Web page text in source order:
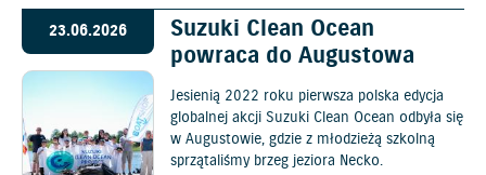
23.06.2026
Suzuki Clean Ocean
powraca do Augustowa
Jesienią 2022 roku pierwsza polska edycja
globalnej akcji Suzuki Clean Ocean odbyła się
w Augustowie, gdzie z młodzieżą szkolną
sprzątaliśmy brzeg jeziora Necko.